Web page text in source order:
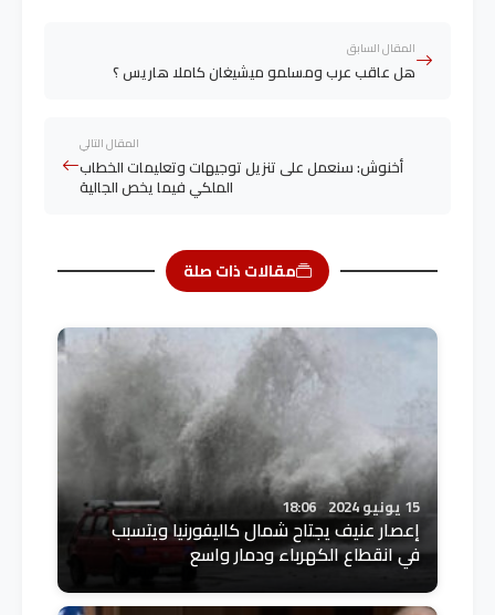
المقال السابق
هل عاقب عرب ومسلمو ميشيغان كاملا هاريس ؟
المقال التالي
أخنوش: سنعمل على تنزيل توجيهات وتعليمات الخطاب
الملكي فيما يخص الجالية
مقالات ذات صلة
15 يونيو 2024 18:06
إعصار عنيف يجتاح شمال كاليفورنيا ويتسبب
في انقطاع الكهرباء ودمار واسع